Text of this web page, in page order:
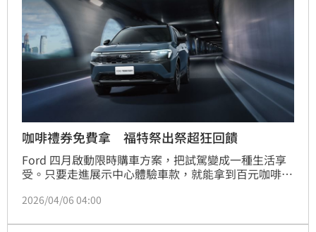
咖啡禮券免費拿 福特祭出祭超狂回饋
Ford 四月啟動限時購車方案，把試駕變成一種生活享
受。只要走進展示中心體驗車款，就能拿到百元咖啡禮
溫。
2026/04/06 04:00